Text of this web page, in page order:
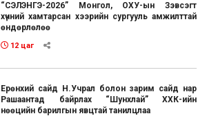
“СЭЛЭНГЭ-2026” Монгол, ОХУ-ын Зэвсэгт
хүчний хамтарсан хээрийн сургууль амжилттай
өндөрлөлөө
12 цаг
Ерөнхий сайд Н.Учрал болон зарим сайд нар
Рашаантад байрлах “Шунхлай” ХХК-ийн
нөөцийн барилгын явцтай танилцлаа